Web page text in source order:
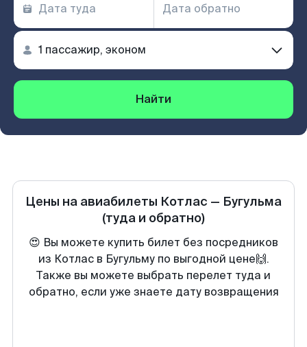
Найти
Цены на авиабилеты Котлас — Бугульма
(туда и обратно)
😍 Вы можете купить билет без посредников
из Котлас в Бугульму по выгодной цене🙌.
Также вы можете выбрать перелет туда и
обратно, если уже знаете дату возвращения